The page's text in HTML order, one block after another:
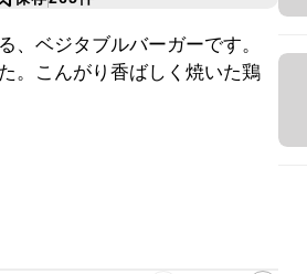
ベジタブルバーガーです。
。こんがり香ばしく焼いた鶏